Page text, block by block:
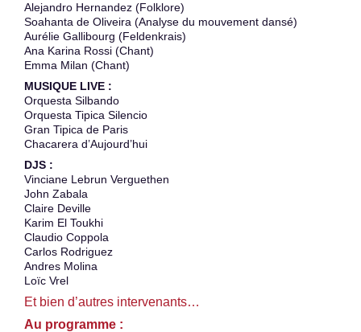
Alejandro Hernandez (Folklore)
Soahanta de Oliveira (Analyse du mouvement dansé)
Aurélie Gallibourg (Feldenkrais)
Ana Karina Rossi (Chant)
Emma Milan (Chant)
MUSIQUE LIVE :
Orquesta Silbando
Orquesta Tipica Silencio
Gran Tipica de Paris
Chacarera d’Aujourd’hui
DJS :
Vinciane Lebrun Verguethen
John Zabala
Claire Deville
Karim El Toukhi
Claudio Coppola
Carlos Rodriguez
Andres Molina
Loïc Vrel
Et bien d’autres intervenants…
Au programme :